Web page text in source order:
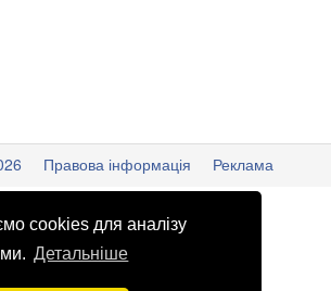
cookies для аналізу
Детальніше
Правова інформація
Реклама